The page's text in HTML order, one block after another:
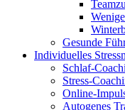
Gesunde
Individuelles
Schlaf-
Stress-
Online-
Autogenes